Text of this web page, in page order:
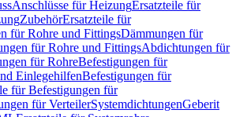
Anschlüsse für HeizungErsatzteile für
ZubehörErsatzteile für
für Rohre und FittingsDämmungen für
für Rohre und FittingsAbdichtungen für
für RohreBefestigungen für
EinlegehilfenBefestigungen für
für Befestigungen für
für VerteilerSystemdichtungenGeberit